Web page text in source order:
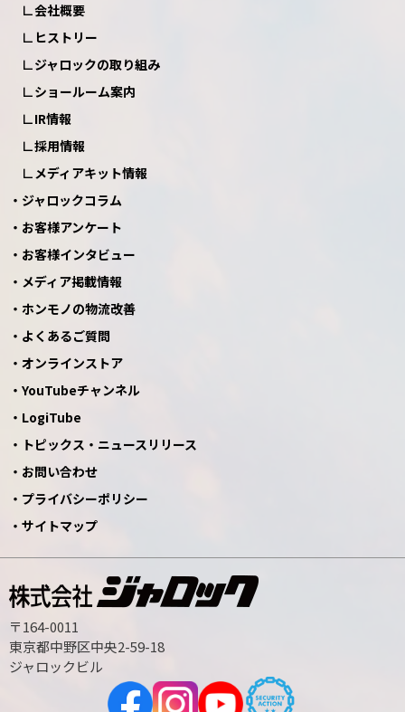
会社概要
ヒストリー
ジャロックの取り組み
ショールーム案内
IR情報
採用情報
メディアキット情報
ジャロックコラム
お客様アンケート
お客様インタビュー
メディア掲載情報
ホンモノの物流改善
よくあるご質問
オンラインストア
YouTubeチャンネル
LogiTube
トピックス・ニュースリリース
お問い合わせ
プライバシーポリシー
サイトマップ
〒164-0011
東京都中野区中央2-59-18
ジャロックビル